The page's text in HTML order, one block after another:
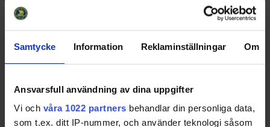
Samtycke Information Reklaminställningar Om
Ansvarsfull användning av dina uppgifter
Vi och våra 1022 partners behandlar din personliga data,
som t.ex. ditt IP-nummer, och använder teknologi såsom
Swehockey – Svenska Ishockeyförbundets officiella app
Swehockey ger dig tillgång till nyheter, livebevakning